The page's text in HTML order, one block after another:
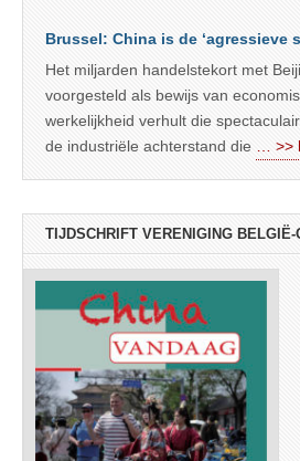
Brussel: China is de ‘agressieve
Het miljarden handelstekort met
voorgesteld als bewijs van
werkelijkheid verhult die
de industriële achterstand die
… >>
TIJDSCHRIFT VERENIGING BELGIË-